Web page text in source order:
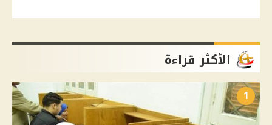
الأكثر قراءة
1